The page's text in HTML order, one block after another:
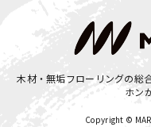
木材・無垢フローリングの総
ホン
Copyright ©